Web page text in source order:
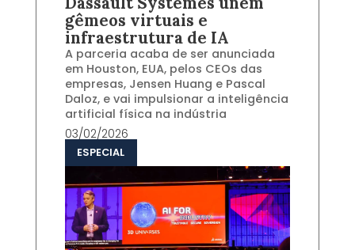
gêmeos virtuais e
infraestrutura de IA
A parceria acaba de ser anunciada
em Houston, EUA, pelos CEOs das
empresas, Jensen Huang e Pascal
Daloz, e vai impulsionar a inteligência
artificial física na indústria
03/02/2026
ESPECIAL